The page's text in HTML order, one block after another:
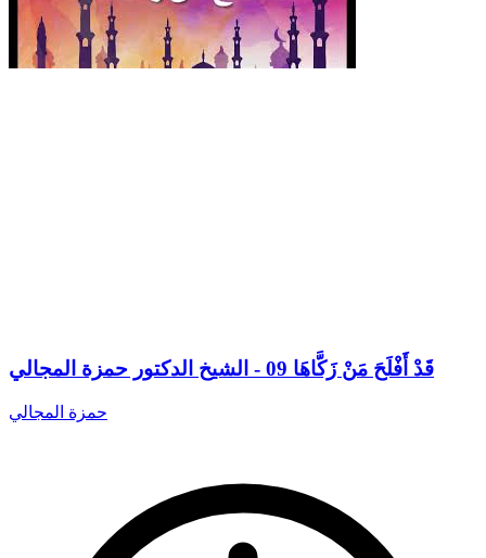
قَدْ أَفْلَحَ مَنْ زَكَّاهَا 09 - الشيخ الدكتور حمزة المجالي
حمزة المجالي